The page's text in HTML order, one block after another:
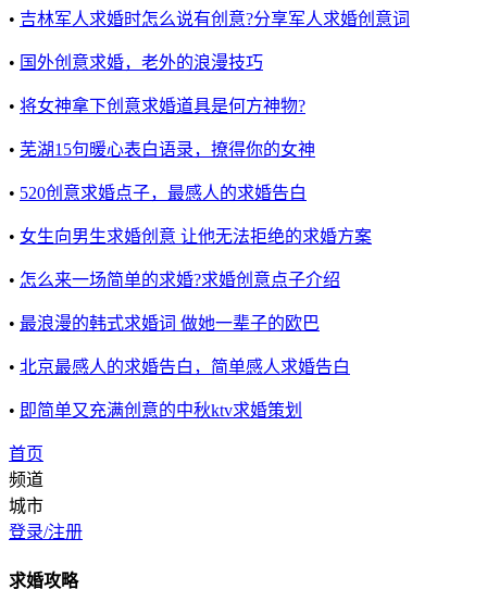
• 吉林军人求婚时怎么说有创意?分享军人求婚创意词
• 国外创意求婚，老外的浪漫技巧
• 将女神拿下创意求婚道具是何方神物?
• 芜湖15句暖心表白语录，撩得你的女神
• 520创意求婚点子，最感人的求婚告白
• 女生向男生求婚创意 让他无法拒绝的求婚方案
• 怎么来一场简单的求婚?求婚创意点子介绍
• 最浪漫的韩式求婚词 做她一辈子的欧巴
• 北京最感人的求婚告白，简单感人求婚告白
• 即简单又充满创意的中秋ktv求婚策划
首页
频道
城市
登录/注册
求婚攻略